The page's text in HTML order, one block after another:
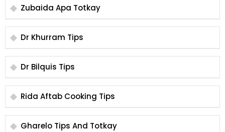
Zubaida Apa Totkay
Dr Khurram Tips
Dr Bilquis Tips
Rida Aftab Cooking Tips
Gharelo Tips And Totkay